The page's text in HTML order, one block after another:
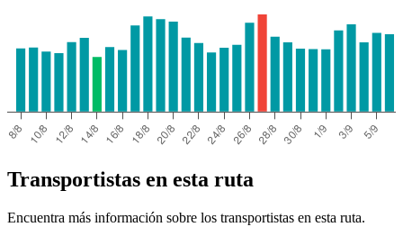
Transportistas en esta ruta
Encuentra más información sobre los transportistas en esta ruta.